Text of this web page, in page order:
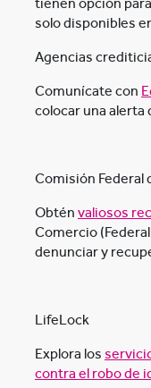
tienen opción
solo disponibles
Agencias
Comunícate con
colocar una alerta
Comisión Federal
Obtén valiosos
Comercio
denunciar y
LifeLock
Explora los
contra el robo de